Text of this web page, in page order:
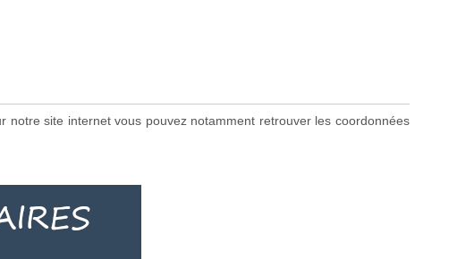
site internet vous pouvez notamment retrouver les coordonnées